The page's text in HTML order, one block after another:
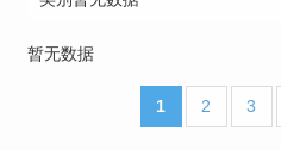
暂无数据
1 2 3